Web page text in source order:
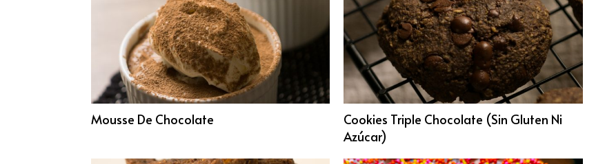
Mousse De Chocolate
Cookies Triple Chocolate (sin Gluten Ni
Azúcar)